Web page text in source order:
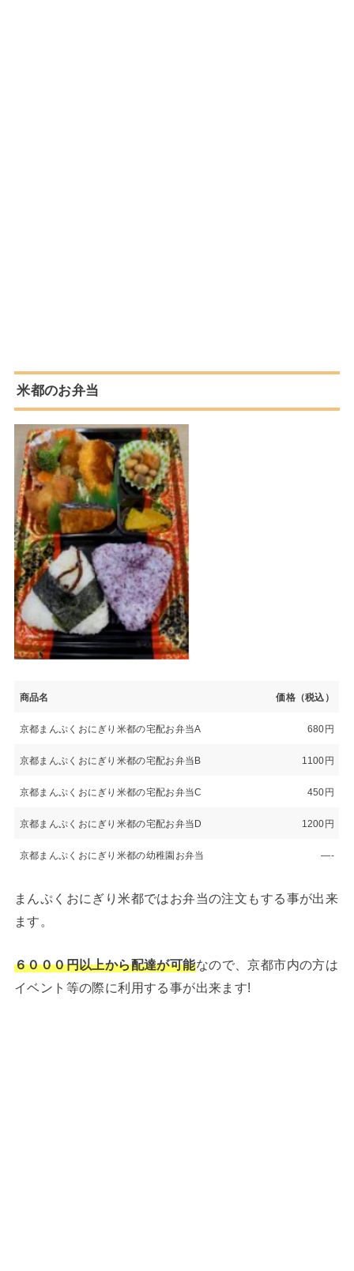
米都のお弁当
商品名 価格（税込）
京都まんぷくおにぎり米都の宅配お弁当A 680円
京都まんぷくおにぎり米都の宅配お弁当B 1100円
京都まんぷくおにぎり米都の宅配お弁当C 450円
京都まんぷくおにぎり米都の宅配お弁当D 1200円
京都まんぷくおにぎり米都の幼稚園お弁当 —-
まんぷくおにぎり米都ではお弁当の注文もする事が出来
ます。
６０００円以上から配達が可能なので、京都市内の方は
イベント等の際に利用する事が出来ます!